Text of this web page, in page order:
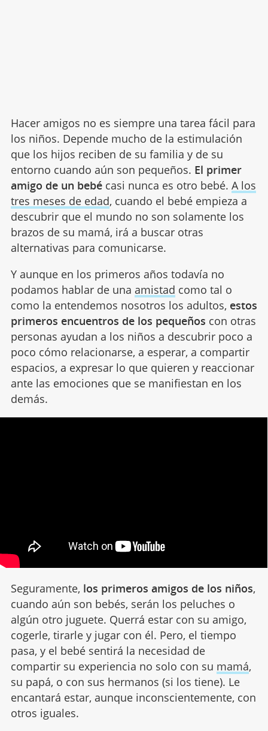
Hacer amigos no es siempre una tarea fácil para
los niños. Depende mucho de la estimulación
que los hijos reciben de su familia y de su
entorno cuando aún son pequeños. El primer
amigo de un bebécasi nunca es otro bebé. A los
tres meses de edad, cuando el bebé empieza a
descubrir que el mundo no son solamente los
brazos de su mamá, irá a buscar otras
alternativas para comunicarse.
Y aunque en los primeros años todavía no
podamos hablar de una amistad como tal o
como la entendemos nosotros los adultos, estos
primeros encuentros de los pequeños con otras
personas ayudan a los niños a descubrir poco a
poco cómo relacionarse, a esperar, a compartir
espacios, a expresar lo que quieren y reaccionar
ante las emociones que se manifiestan en los
demás.
Seguramente, los primeros amigos de los niños,
cuando aún son bebés, serán los peluches o
algún otro juguete. Querrá estar con su amigo,
cogerle, tirarle y jugar con él. Pero, el tiempo
pasa, y el bebé sentirá la necesidad de
compartir su experiencia no solo con su mamá,
su papá, o con sus hermanos (si los tiene). Le
encantará estar, aunque inconscientemente, con
otros iguales.